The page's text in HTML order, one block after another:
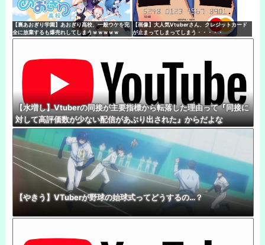
【裏あおぎり学園】あおぎり高校、一般ウケを完
全に放棄するも爆売れしてしまうｗｗｗｗｗ
【画像】大人気Vtuberさん、クレジットカード
が止まってしまってしまう・・・・・
【水増し】Vtuberの同接が主要指標から転落した理由って『同接に
対して高評価数が少ない配信があぶり出された』からだよな
【やきう】VTuberが野球の始球式ってどうするの…？